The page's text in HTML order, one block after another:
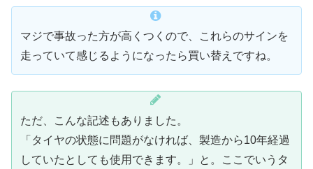
マジで事故った方が高くつくので、これらのサインを
走っていて感じるようになったら買い替えですね。
ただ、こんな記述もありました。
「タイヤの状態に問題がなければ、製造から10年経過
していたとしても使用できます。」と。ここでいうタ